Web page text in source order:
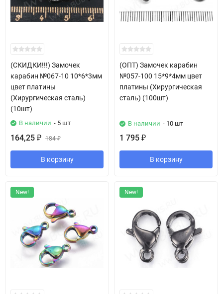
(СКИДКИ!!!) Замочек
карабин №067-10 10*6*3мм
цвет платины
(Хирургическая сталь)
(10шт)
В наличии - 5 шт
164,25 ₽ 184₽
В корзину
(ОПТ) Замочек карабин
№057-100 15*9*4мм цвет
платины (Хирургическая
сталь) (100шт)
В наличии - 10 шт
1 795 ₽
В корзину
New! New!